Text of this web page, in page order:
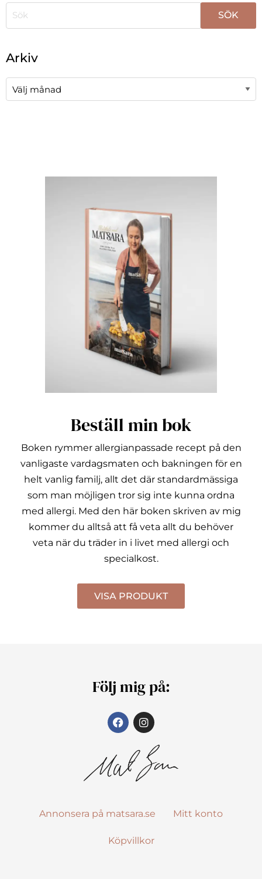
Arkiv
Beställ min bok
Boken rymmer allergianpassade recept på den
vanligaste vardagsmaten och bakningen för en
helt vanlig familj, allt det där standardmässiga
som man möjligen tror sig inte kunna ordna
med allergi. Med den här boken skriven av mig
kommer du alltså att få veta allt du behöver
veta när du träder in i livet med allergi och
specialkost.
VISA PRODUKT
Följ mig på:
Annonsera på matsara.se Mitt konto
Köpvillkor